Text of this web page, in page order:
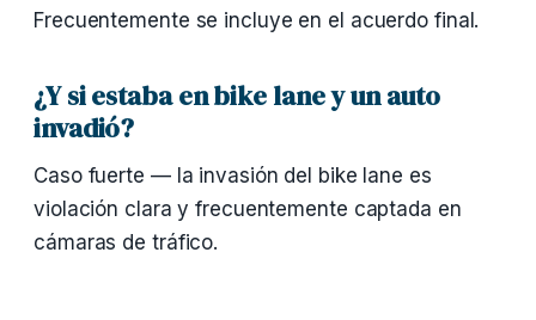
Frecuentemente se incluye en el acuerdo final.
¿Y si estaba en bike lane y un auto
invadió?
Caso fuerte — la invasión del bike lane es
violación clara y frecuentemente captada en
cámaras de tráfico.